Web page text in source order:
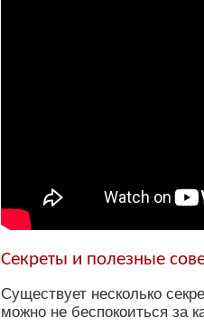
Секреты и полезные
Существует несколько
можно не беспокоиться за